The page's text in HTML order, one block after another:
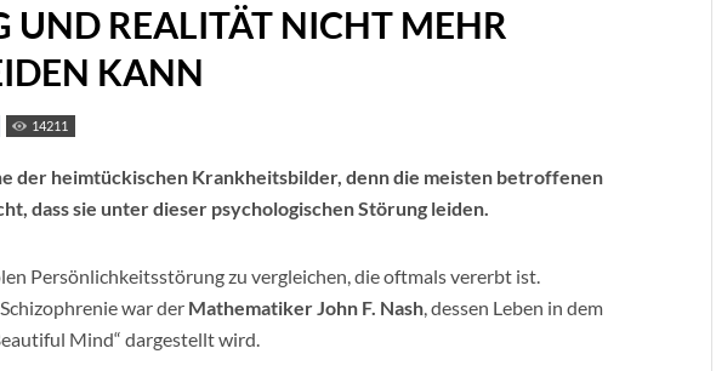
UND REALITÄT NICHT MEHR
KANN
14211
der heimtückischen Krankheitsbilder, denn die meisten betroffenen
dass sie unter dieser psychologischen Störung leiden.
Persönlichkeitsstörung zu vergleichen, die oftmals vererbt ist.
war der Mathematiker John F. Nash, dessen Leben in dem
Mind“ dargestellt wird.